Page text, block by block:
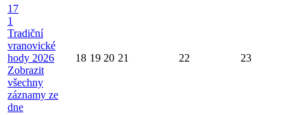
17
1
Tradiční
vranovické
hody 2026
Zobrazit
všechny
záznamy ze
dne
18 19 20 21 22 23